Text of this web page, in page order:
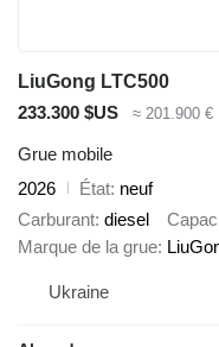
LiuGong LTC500
233.300 $US
≈ 201.900 €
Grue mobile
2026
État neuf
Carburant diesel
Marque de la grue
Ukraine